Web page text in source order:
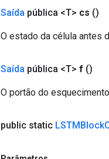
Saída pública <T> cs ()
O estado da célula antes
Saída pública <T> f ()
O portão do
public static LSTMBlock